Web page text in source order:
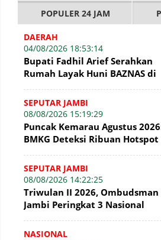
POPULER 24 JAM
DAERAH
04/08/2026 18:53:14
Bupati Fadhil Arief Serahkan
Rumah Layak Huni BAZNAS di
SEPUTAR JAMBI
08/08/2026 15:19:29
Puncak Kemarau Agustus
BMKG Deteksi Ribuan Hotspot
SEPUTAR JAMBI
08/08/2026 14:22:25
Triwulan II 2026, Ombudsman
Jambi Peringkat 3 Nasional
NASIONAL